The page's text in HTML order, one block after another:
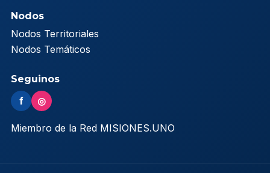
Nodos
Nodos Territoriales
Nodos Temáticos
Seguinos
f ◎
Miembro de la Red MISIONES.UNO